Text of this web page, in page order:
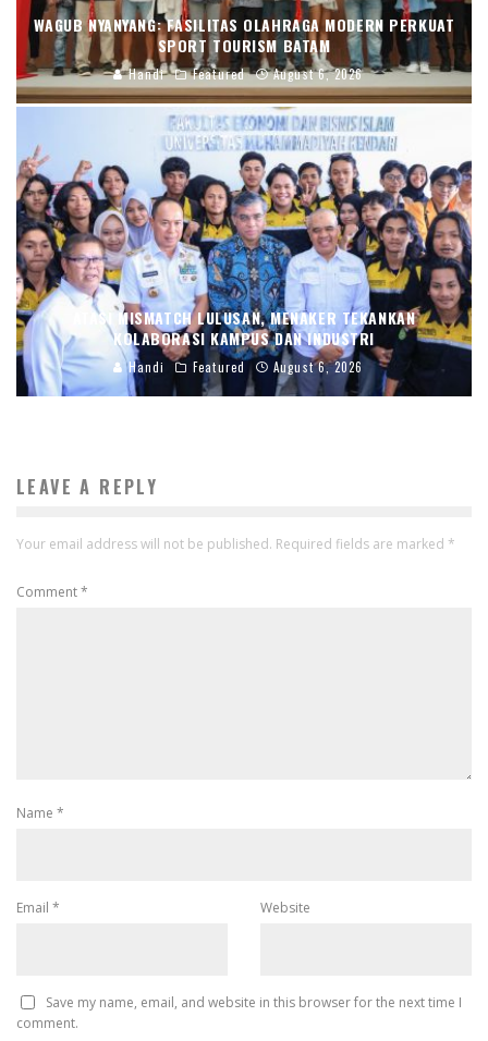
WAGUB NYANYANG: FASILITAS OLAHRAGA MODERN PERKUAT
SPORT TOURISM BATAM
Handi Featured August 6, 2026
ATASI MISMATCH LULUSAN, MENAKER TEKANKAN
KOLABORASI KAMPUS DAN INDUSTRI
Handi Featured August 6, 2026
LEAVE A REPLY
Your email address will not be published. Required fields are marked *
Comment*
Name *
Email * Website
Save my name, email, and website in this browser for the next time I
comment.